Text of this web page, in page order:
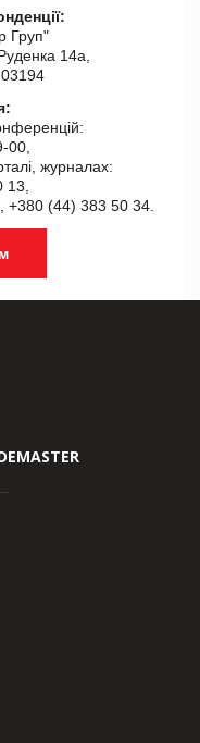
Груп"
14а,
00,
журналах:
13,
+380 (44) 383 50 34.